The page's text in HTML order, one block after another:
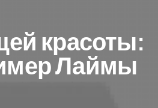
красоты:
Лаймы